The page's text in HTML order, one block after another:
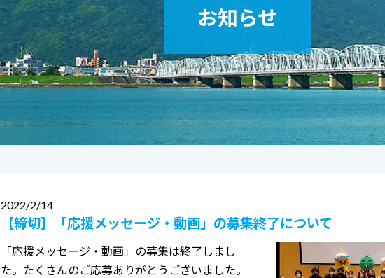
お知らせ
2022 2/14
【締切】「応援メッセージ・動画」の募集終了について
「応援メッセージ・動画」の募集は終了しまし
た。たくさんのご応募ありがとうございました。